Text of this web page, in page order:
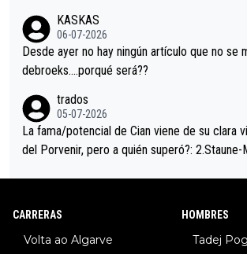
eta, a ver si por querer poner a Del Toro con
ción de podio UAE y Pojacar se van complicar
KASKAS
06-07-2026
Desde ayer no hay ningún artículo que no se meta
debroeks….porqué será??
trados
05-07-2026
La fama/potencial de Cian viene de su clara
del Porvenir, pero a quién superó?:
8.Lenny Martinez (Bahrein), 9. Van Belle
CARRERAS
Volta ao Algarve
HOMBRES
Tadej